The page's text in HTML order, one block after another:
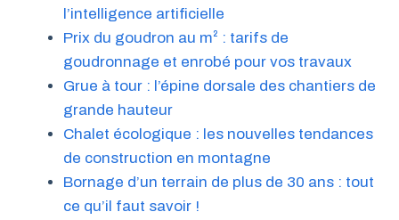
l’intelligence artificielle
Prix du goudron au m² : tarifs de
goudronnage et enrobé pour vos travaux
Grue à tour : l’épine dorsale des chantiers de
grande hauteur
Chalet écologique : les nouvelles tendances
de construction en montagne
Bornage d’un terrain de plus de 30 ans : tout
ce qu’il faut savoir !